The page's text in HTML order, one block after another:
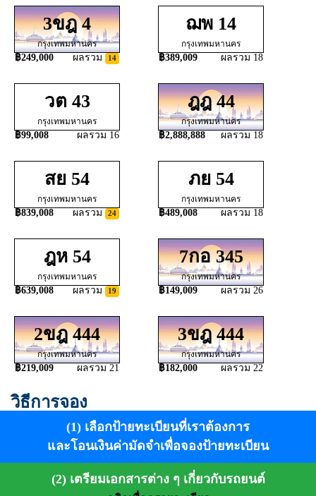
3ขฎ 4
กรุงเทพมหานคร
฿249,000 ผลรวม 14
ฌพ 14
กรุงเทพมหานคร
฿389,009 ผลรวม 18
วต 43
กรุงเทพมหานคร
฿99,008 ผลรวม 16
ฎฎ 44
กรุงเทพมหานคร
฿2,888,888 ผลรวม 18
สย 54
กรุงเทพมหานคร
฿839,008 ผลรวม 24
ภย 54
กรุงเทพมหานคร
฿489,008 ผลรวม 18
ฎห 54
กรุงเทพมหานคร
฿639,008 ผลรวม 19
7กอ 345
กรุงเทพมหานคร
฿149,009 ผลรวม 26
2ขฎ 444
กรุงเทพมหานคร
฿219,009 ผลรวม 21
3ขฎ 444
กรุงเทพมหานคร
฿182,000 ผลรวม 22
วิธีการจอง
(1) เลือกป้ายทะเบียนที่เราต้องการ
และโอนเงินค่ามัดจำเพื่อจองป้ายทะเบียน
(2) เตรียมเอกสารต่าง ๆ เกี่ยวกับรถยนต์